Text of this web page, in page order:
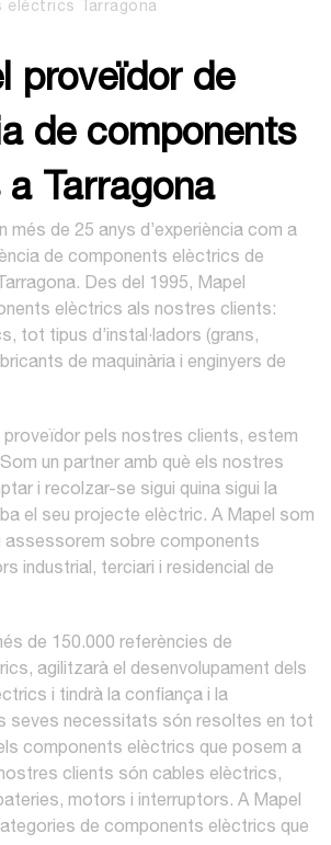
elèctrics Tarragona
proveïdor de
de components
Tarragona
més de 25 anys d’experiència com a
de components elèctrics de
Des del 1995, Mapel
elèctrics als nostres clients:
tot tipus d’instal·ladors (grans,
de maquinària i enginyers de
proveïdor pels nostres clients, estem
un partner amb què els nostres
i recolzar-se sigui quina sigui la
el seu projecte elèctric. A Mapel som
assessorem sobre components
industrial, terciari i residencial de
de 150.000 referències de
agilitzarà el desenvolupament dels
i tindrà la confiança i la
seves necessitats són resoltes en tot
components elèctrics que posem a
clients són cables elèctrics,
motors i interruptors. A Mapel
de components elèctrics que